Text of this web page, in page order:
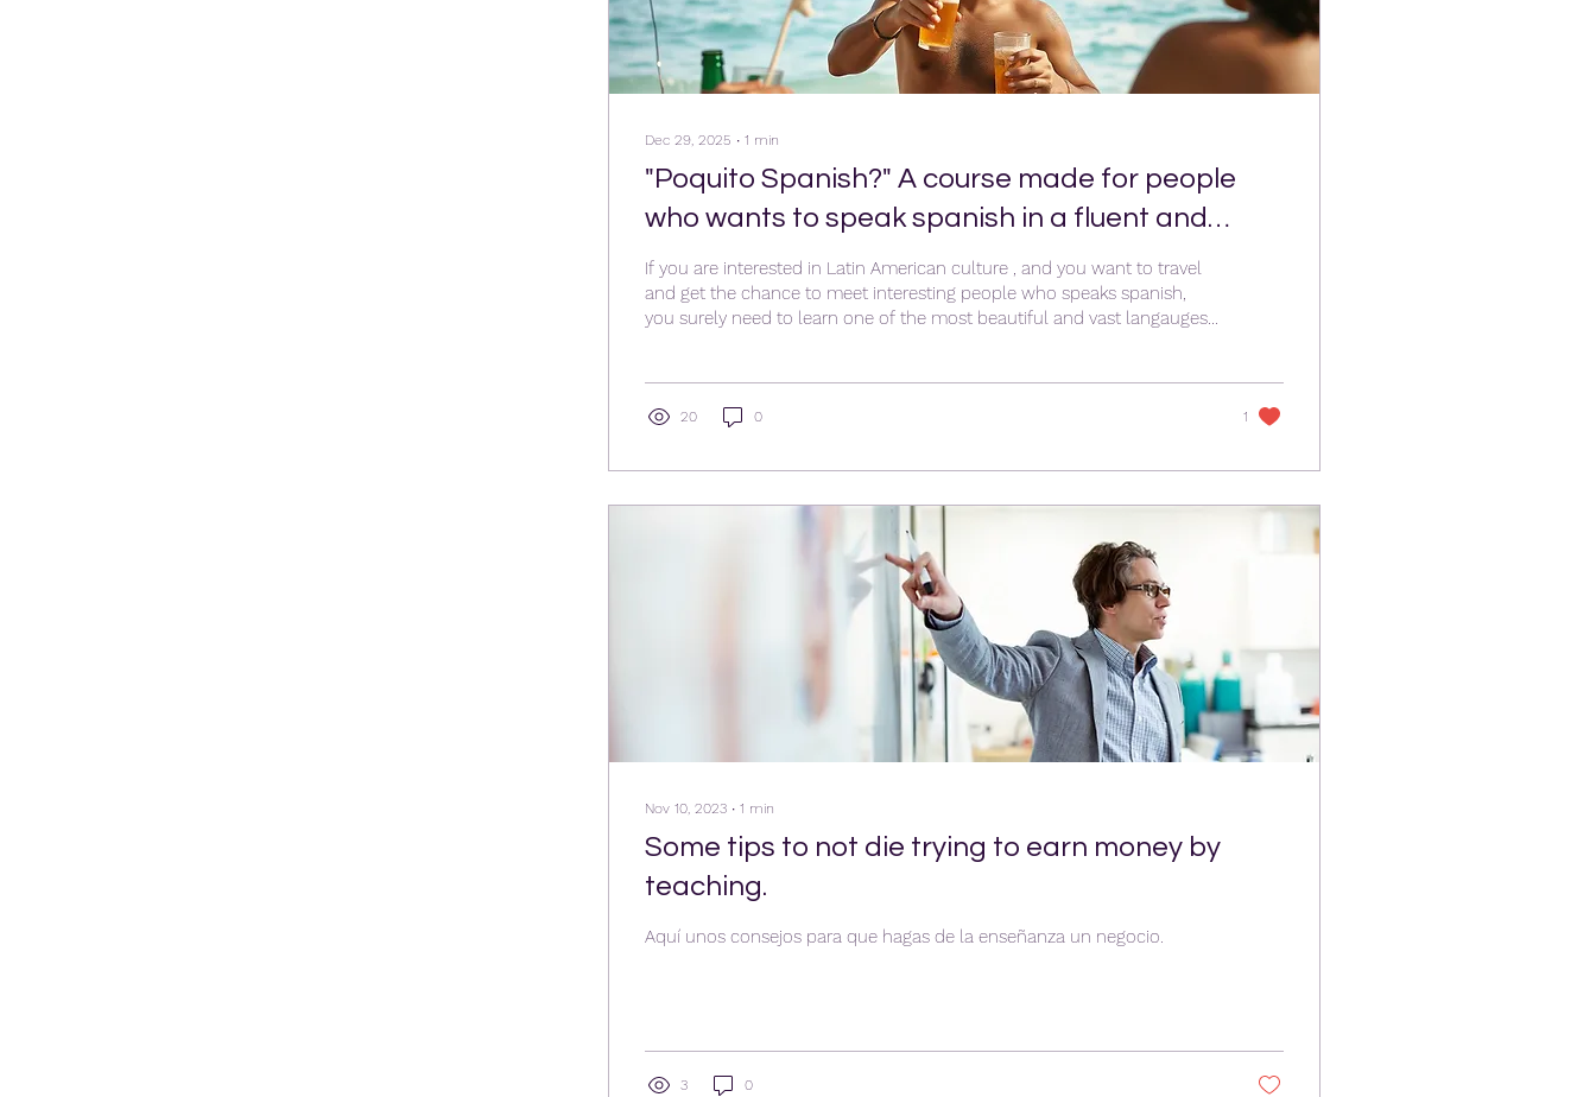
Dec 29, 2025 ∙ 1 min
"Poquito Spanish?" A course made for people
who wants to speak spanish in a fluent and
natural way
If you are interested in Latin American culture , and you want to travel
and get the chance to meet interesting people who speaks spanish,
you surely need to learn one of the most beautiful and vast langauges
through the journey of learning the language. You will learn all the
20 0 1
Nov 10, 2023 ∙ 1 min
Some tips to not die trying to earn money by
teaching.
Aquí unos consejos para que hagas de la enseñanza un negocio.
3 0